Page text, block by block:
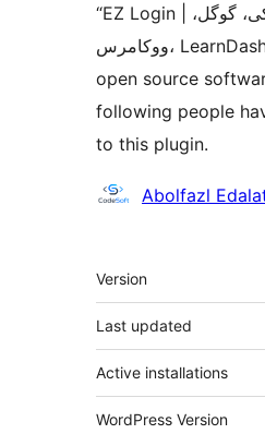
“EZ Login | ورود پیامکی، گوگل،
ووکامرس، LearnDash و OTP” is
open source
following people
to this plugin.
Contributors
Abolfazl
Meta
Version
Last updated
Active installations
WordPress Version